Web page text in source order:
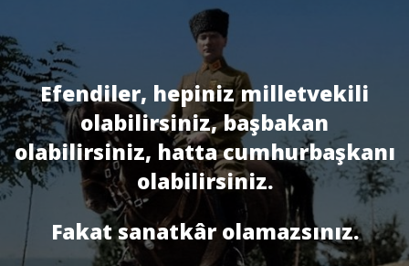
Efendiler, hepiniz milletvekili
olabilirsiniz, başbakan
olabilirsiniz, hatta cumhurbaşkanı
olabilirsiniz.
Fakat sanatkâr olamazsınız.